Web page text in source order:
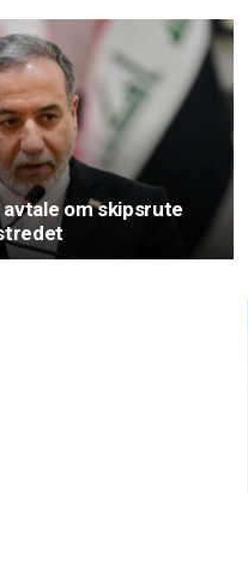
om skipsrute